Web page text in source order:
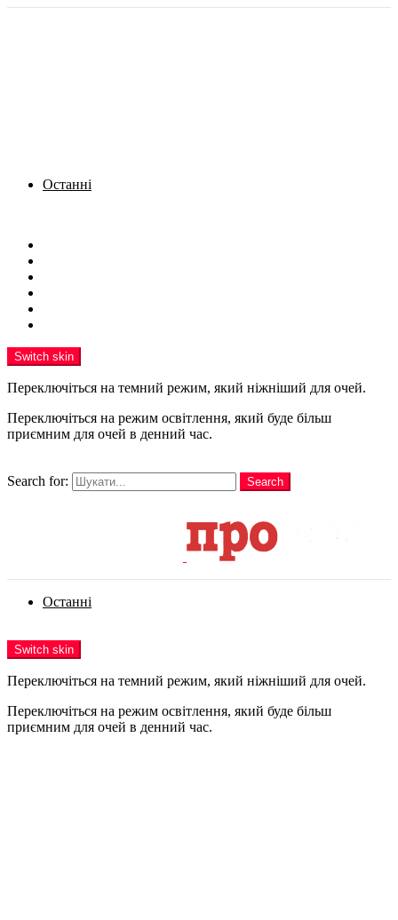
Останні
Switch skin
Переключіться на темний режим, який ніжніший для очей.
Переключіться на режим освітлення, який буде більш
приємним для очей в денний час.
Search for:
Search
Останні
Switch skin
Переключіться на темний режим, який ніжніший для очей.
Переключіться на режим освітлення, який буде більш
приємним для очей в денний час.